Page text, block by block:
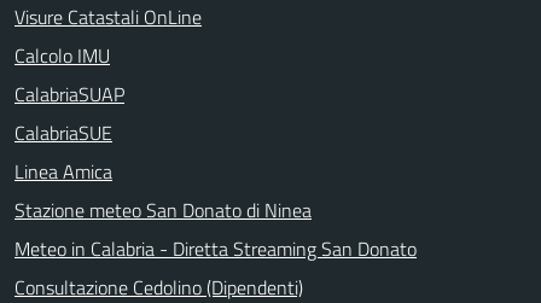
Visure Catastali OnLine
Calcolo IMU
CalabriaSUAP
CalabriaSUE
Linea Amica
Stazione meteo San Donato di Ninea
Meteo in Calabria - Diretta Streaming San Donato
Consultazione Cedolino (Dipendenti)